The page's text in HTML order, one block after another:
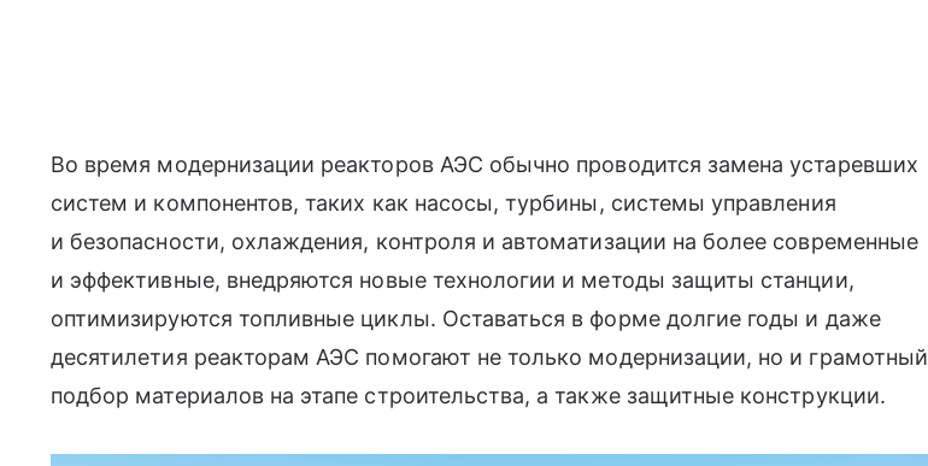
Во время модернизации реакторов АЭС обычно проводится замена устаревших
систем и компонентов, таких как насосы, турбины, системы управления
и безопасности, охлаждения, контроля и автоматизации на более современные
и эффективные, внедряются новые технологии и методы защиты станции,
оптимизируются топливные циклы. Оставаться в форме долгие годы и даже
десятилетия реакторам АЭС помогают не только модернизации, но и грамотный
подбор материалов на этапе строительства, а также защитные конструкции.